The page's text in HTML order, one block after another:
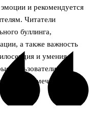
и рекомендуется
Читатели
буллинга,
а также важность
и умения
пользователи
но отмечают, что